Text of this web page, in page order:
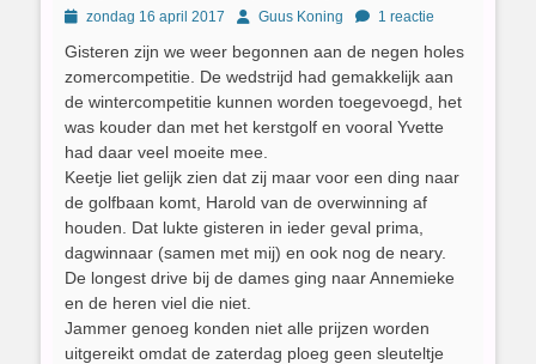
Geplaatst
zondag 16 april 2017 AuthorGuus Koning 1 reactie
Gisteren zijn we weer begonnen aan de negen holes
zomercompetitie. De wedstrijd had gemakkelijk aan
de wintercompetitie kunnen worden toegevoegd, het
was kouder dan met het kerstgolf en vooral Yvette
had daar veel moeite mee.
Keetje liet gelijk zien dat zij maar voor een ding naar
de golfbaan komt, Harold van de overwinning af
houden. Dat lukte gisteren in ieder geval prima,
dagwinnaar (samen met mij) en ook nog de neary.
De longest drive bij de dames ging naar Annemieke
en de heren viel die niet.
Jammer genoeg konden niet alle prijzen worden
uitgereikt omdat de zaterdag ploeg geen sleuteltje